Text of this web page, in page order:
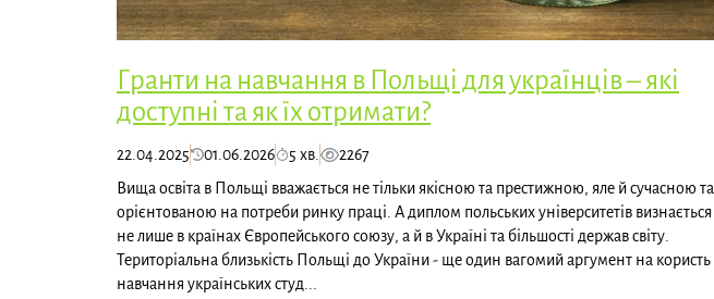
Гранти на навчання в Польщі для українців – які
доступні та як їх отримати?
22.04.2025 01.06.2026 5 хв.
2267
Вища освіта в Польщі вважається не тільки якісною та престижною, яле й сучасною та
орієнтованою на потреби ринку праці. А диплом польських університетів визнається
не лише в країнах Європейського союзу, а й в Україні та більшості держав світу.
Територіальна близькість Польщі до України - ще один вагомий аргумент на користь
навчання українських студ...